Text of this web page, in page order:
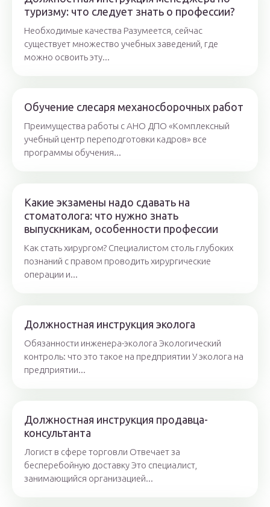
туризму: что следует знать о профессии?
Необходимые качества Разумеется, сейчас
существует множество учебных заведений, где
можно освоить эту...
Обучение слесаря механосборочных работ
Преимущества работы с АНО ДПО «Комплексный
учебный центр переподготовки кадров» все
программы обучения...
Какие экзамены надо сдавать на
стоматолога: что нужно знать
выпускникам, особенности профессии
Как стать хирургом? Специалистом столь глубоких
познаний с правом проводить хирургические
операции и...
Должностная инструкция эколога
Обязанности инженера-эколога Экологический
контроль: что это такое на предприятии У эколога на
предприятии...
Должностная инструкция продавца-
консультанта
Логист в сфере торговли Отвечает за
бесперебойную доставку Это специалист,
занимающийся организацией...